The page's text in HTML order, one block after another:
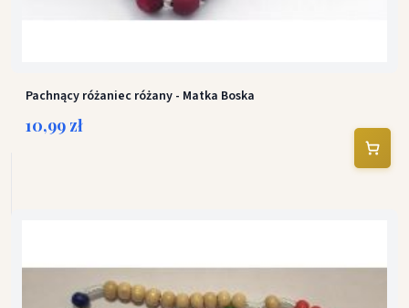
Pachnący różaniec różany - Matka Boska
10,99 zł